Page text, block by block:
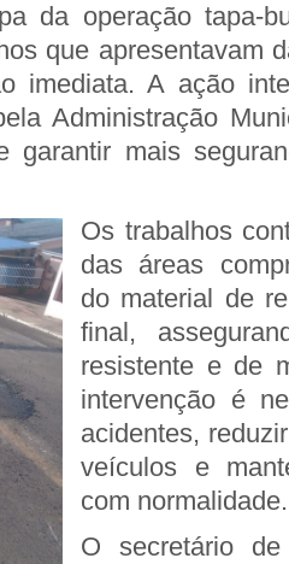
da operação tapa-
que apresentavam
imediata. A ação
Administração
garantir mais
Os trabalhos
das áreas
do material de
final,
resistente e de
intervenção é
acidentes,
veículos e
com normalidade.
O secretário